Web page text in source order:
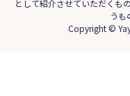
として紹介させていただくも
うも
Copyright ©